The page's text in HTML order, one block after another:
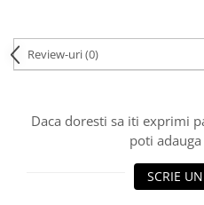
Review-uri(0)
Daca doresti sa iti exprimi
poti
SCRIE